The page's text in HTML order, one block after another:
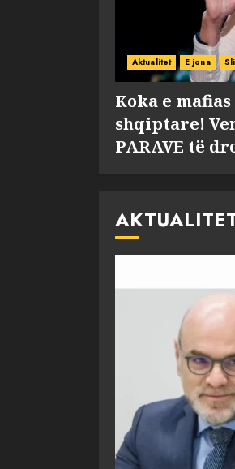
Aktualitet E jona
Koka e
shqiptare!
PARAVE të